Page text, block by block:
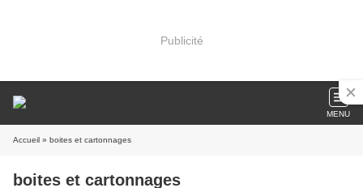
Publicité
MENU
Accueil » boites et cartonnages
boites et cartonnages